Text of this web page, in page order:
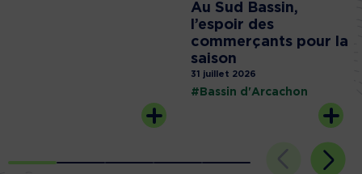
Au Sud Bassin,
l’espoir des
commerçants pour la
saison
31 juillet 2026
#Bassin d'Arcachon